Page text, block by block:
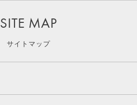
SITE MAP
サイトマップ